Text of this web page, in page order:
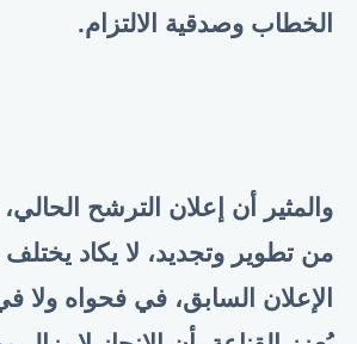
الخطاب وصدقية الالتزام.
والمثير أن إعلان الترشح
من تطوير وتجديد، لا يكاد
الإعلان السابق، في فحواه ولا